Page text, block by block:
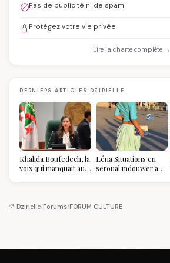
Pas de publicité ni de spam
Protégez votre vie privée
Lire la charte complète →
DERNIERS ARTICLES DZIRIELLE
Khalida Boufedech, la
voix qui manquait au
Léna Situations en
seroual mdouwer au
pièce mode de l'été
Dzirielle/Forums/FORUM CULTURE